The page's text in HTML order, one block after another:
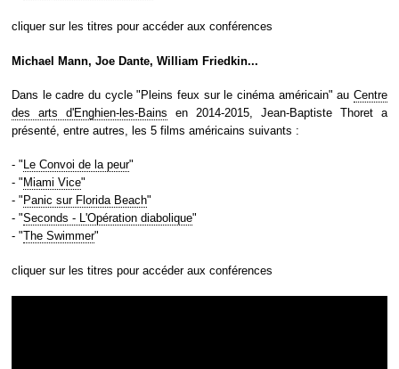
cliquer sur les titres pour accéder aux conférences
Michael Mann, Joe Dante, William Friedkin...
Dans le cadre du cycle "Pleins feux sur le cinéma américain" au Centre
des arts d'Enghien-les-Bains en 2014-2015, Jean-Baptiste Thoret a
présenté, entre autres, les 5 films américains suivants :
- " Le Convoi de la peur"
- " Miami Vice"
- " Panic sur Florida Beach"
- "Seconds - L'Opération diabolique"
- "The Swimmer"
cliquer sur les titres pour accéder aux conférences